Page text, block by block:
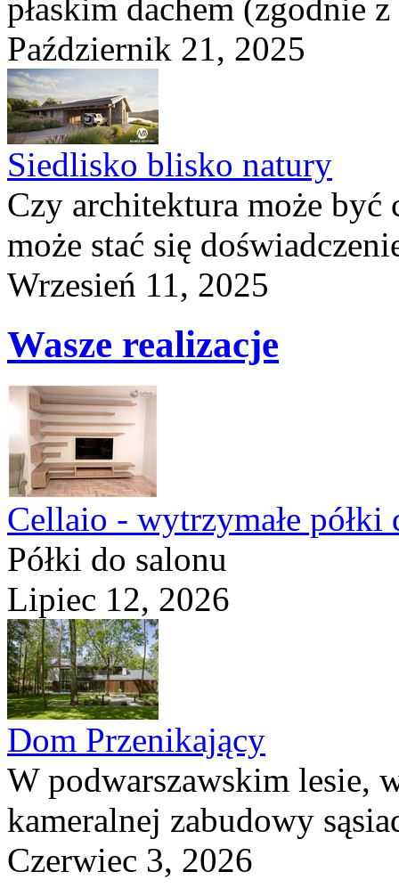
płaskim dachem (zgodnie
Październik 21, 2025
Siedlisko blisko natury
Czy architektura może
może stać się
Wrzesień 11, 2025
Wasze realizacje
Cellaio - wytrzymałe półki
Półki do salonu
Lipiec 12, 2026
Dom Przenikający
W podwarszawskim lesie,
kameralnej zabudowy
Czerwiec 3, 2026